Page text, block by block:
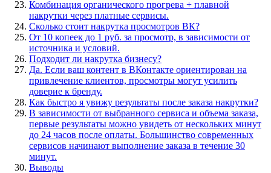
Комбинация органического прогрева + плавной
накрутки через платные сервисы.
Сколько стоит накрутка просмотров ВК?
От 10 копеек до 1 руб. за просмотр, в зависимости от
источника и условий.
Подходит ли накрутка бизнесу?
Да. Если ваш контент в ВКонтакте ориентирован на
привлечение клиентов, просмотры могут усилить
доверие к бренду.
Как быстро я увижу результаты после заказа накрутки?
В зависимости от выбранного сервиса и объема заказа,
первые результаты можно увидеть от нескольких минут
до 24 часов после оплаты. Большинство современных
сервисов начинают выполнение заказа в течение 30
минут.
Выводы